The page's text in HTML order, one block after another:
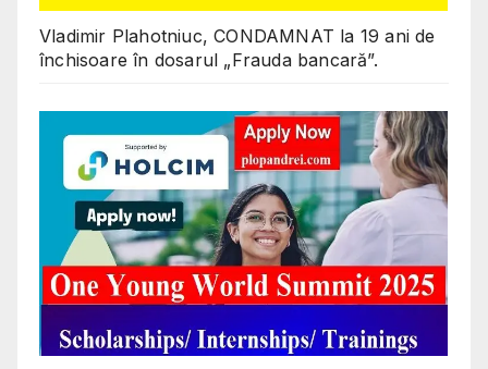
Vladimir Plahotniuc, CONDAMNAT la 19 ani de
închisoare în dosarul „Frauda bancară”.